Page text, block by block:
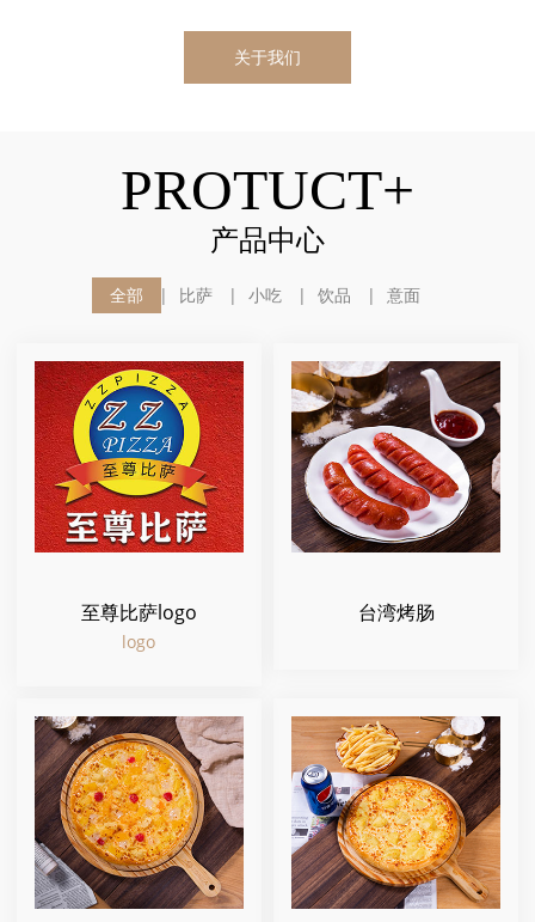
关于我们
PROTUCT+
产品中心
全部 比萨 小吃 饮品 意面
至尊比萨logo
logo
台湾烤肠